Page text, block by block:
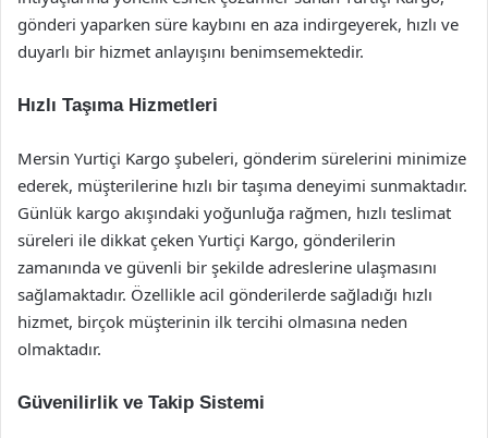
gönderi yaparken süre kaybını en aza indirgeyerek, hızlı ve
duyarlı bir hizmet anlayışını benimsemektedir.
Hızlı Taşıma Hizmetleri
Mersin Yurtiçi Kargo şubeleri, gönderim sürelerini minimize
ederek, müşterilerine hızlı bir taşıma deneyimi sunmaktadır.
Günlük kargo akışındaki yoğunluğa rağmen, hızlı teslimat
süreleri ile dikkat çeken Yurtiçi Kargo, gönderilerin
zamanında ve güvenli bir şekilde adreslerine ulaşmasını
sağlamaktadır. Özellikle acil gönderilerde sağladığı hızlı
hizmet, birçok müşterinin ilk tercihi olmasına neden
olmaktadır.
Güvenilirlik ve Takip Sistemi